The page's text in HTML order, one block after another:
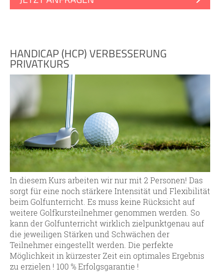
HANDICAP (HCP) VERBESSERUNG
PRIVATKURS
In diesem Kurs arbeiten wir nur mit 2 Personen! Das
sorgt für eine noch stärkere Intensität und Flexibilität
beim Golfunterricht. Es muss keine Rücksicht auf
weitere Golfkursteilnehmer genommen werden. So
kann der Golfunterricht wirklich zielpunktgenau auf
die jeweiligen Stärken und Schwächen der
Teilnehmer eingestellt werden. Die perfekte
Möglichkeit in kürzester Zeit ein optimales Ergebnis
zu erzielen ! 100 % Erfolgsgarantie !